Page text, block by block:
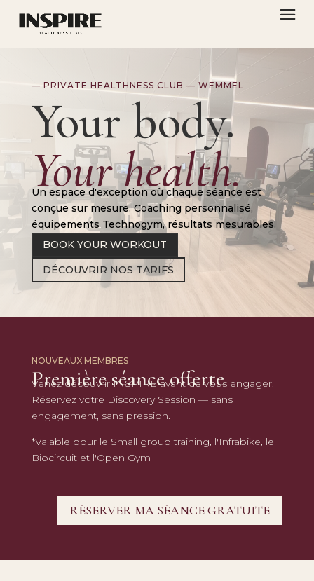
— PRIVATE HEALTHNESS CLUB — WEMMEL
Your body.
Your health.
Un espace d'exception où chaque séance est
conçue sur mesure. Coaching personnalisé,
équipements Technogym, résultats mesurables.
BOOK YOUR WORKOUT
DÉCOUVRIR NOS TARIFS
NOUVEAUX MEMBRES
Première séance offerte
Venez découvrir INSPIRE avant de vous engager.
Réservez votre Discovery Session — sans
engagement, sans pression.
*Valable pour le Small group training, l'Infrabike, le
Biocircuit et l'Open Gym
RÉSERVER MA SÉANCE GRATUITE